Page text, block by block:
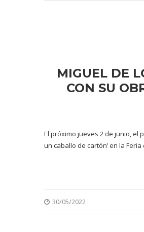
MIGUEL DE
CON SU
El próximo jueves 2 de junio, el
un caballo de cartón’ en la
30/05/2022